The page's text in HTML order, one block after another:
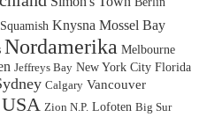
Squamish Knysna Mossel Bay
Nordamerika Melbourne
Jeffreys Bay New York City Florida
Calgary Vancouver
USA Zion N.P. Lofoten Big Sur